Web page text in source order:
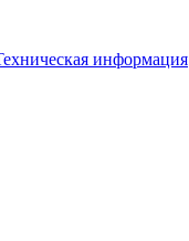
информация